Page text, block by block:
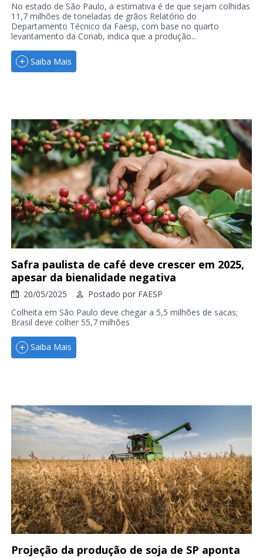
No estado de São Paulo, a estimativa é de que sejam colhidas
11,7 milhões de toneladas de grãos Relatório do
Departamento Técnico da Faesp, com base no quarto
levantamento da Conab, indica que a produção...
Saiba Mais
Safra paulista de café deve crescer em 2025,
apesar da bienalidade negativa
20/05/2025 Postado por FAESP
Colheita em São Paulo deve chegar a 5,5 milhões de sacas;
Brasil deve colher 55,7 milhões
Saiba Mais
Projeção da produção de soja de SP aponta